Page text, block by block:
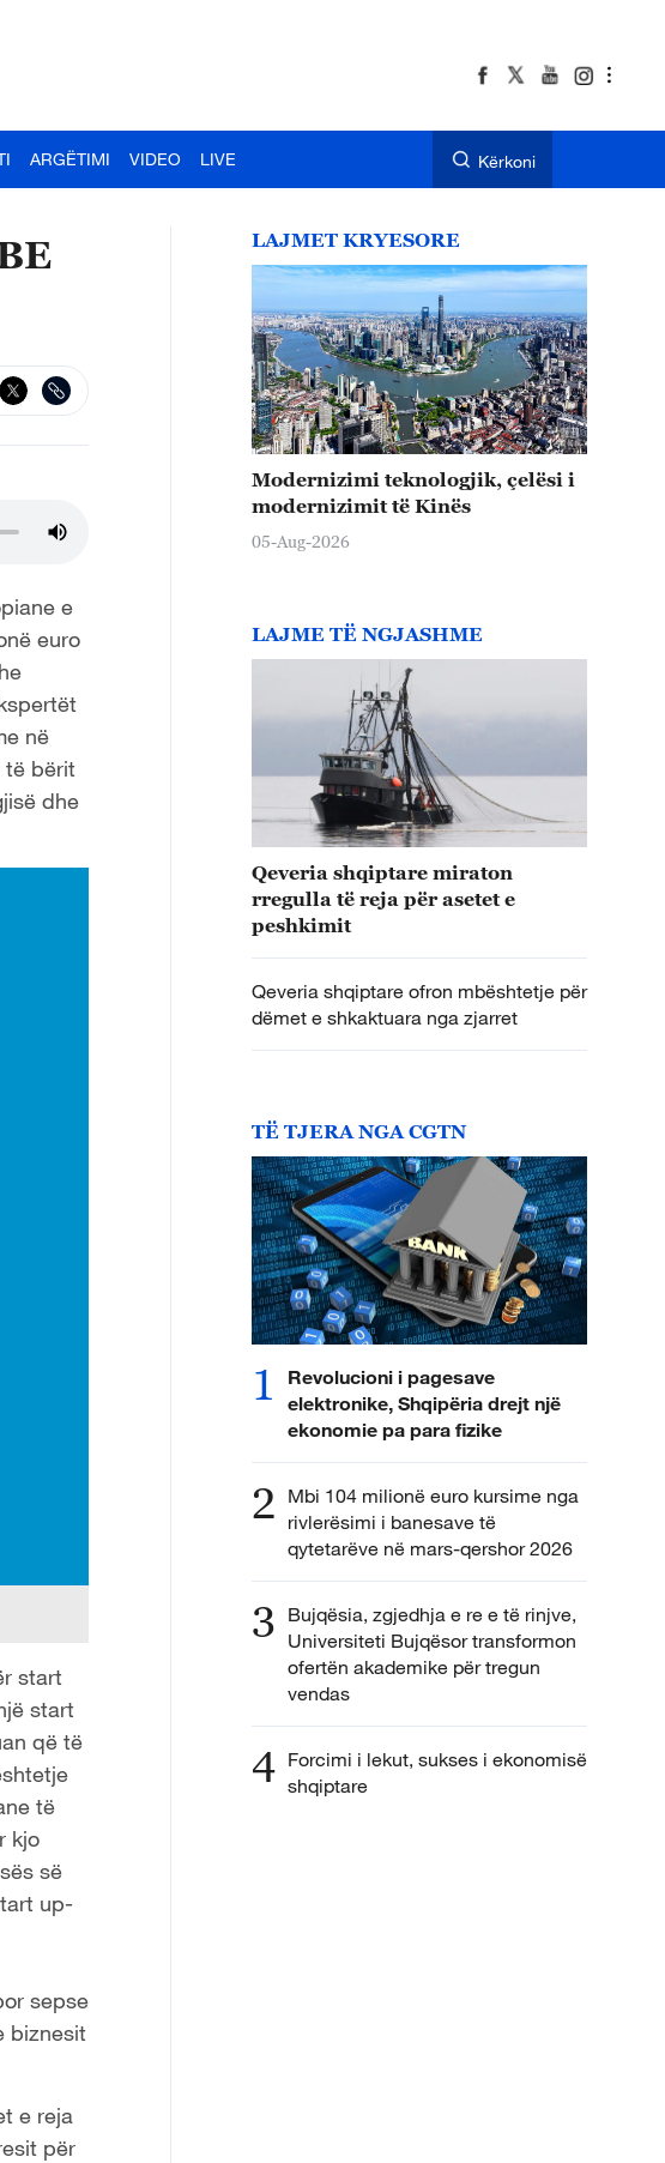
ARGËTIMI VIDEO LIVE Kërkoni
e
euro
në
të bërit
dhe
start
start
që të
të
kjo
së
up-
sepse
biznesit
e reja
për
LAJMET KRYESORE
Modernizimi teknologjik, çelësi i
modernizimit të Kinës
05-Aug-2026
LAJME TË NGJASHME
Qeveria shqiptare miraton
rregulla të reja për asetet e
peshkimit
Qeveria shqiptare ofron mbështetje për
dëmet e shkaktuara nga zjarret
TË TJERA NGA CGTN
1
Revolucioni i pagesave
elektronike, Shqipëria drejt një
ekonomie pa para fizike
2 Mbi 104 milionë euro kursime nga
rivlerësimi i banesave të
qytetarëve në mars-qershor 2026
3 Bujqësia, zgjedhja e re e të rinjve,
Universiteti Bujqësor transformon
ofertën akademike për tregun
vendas
4 Forcimi i lekut, sukses i ekonomisë
shqiptare